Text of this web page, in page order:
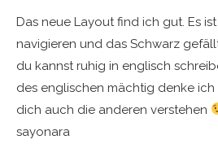
Das neue Layout find ich gut. Es
navigieren und das Schwarz
du kannst ruhig in englisch
des englischen mächtig denke
dich auch die anderen verstehen
sayonara